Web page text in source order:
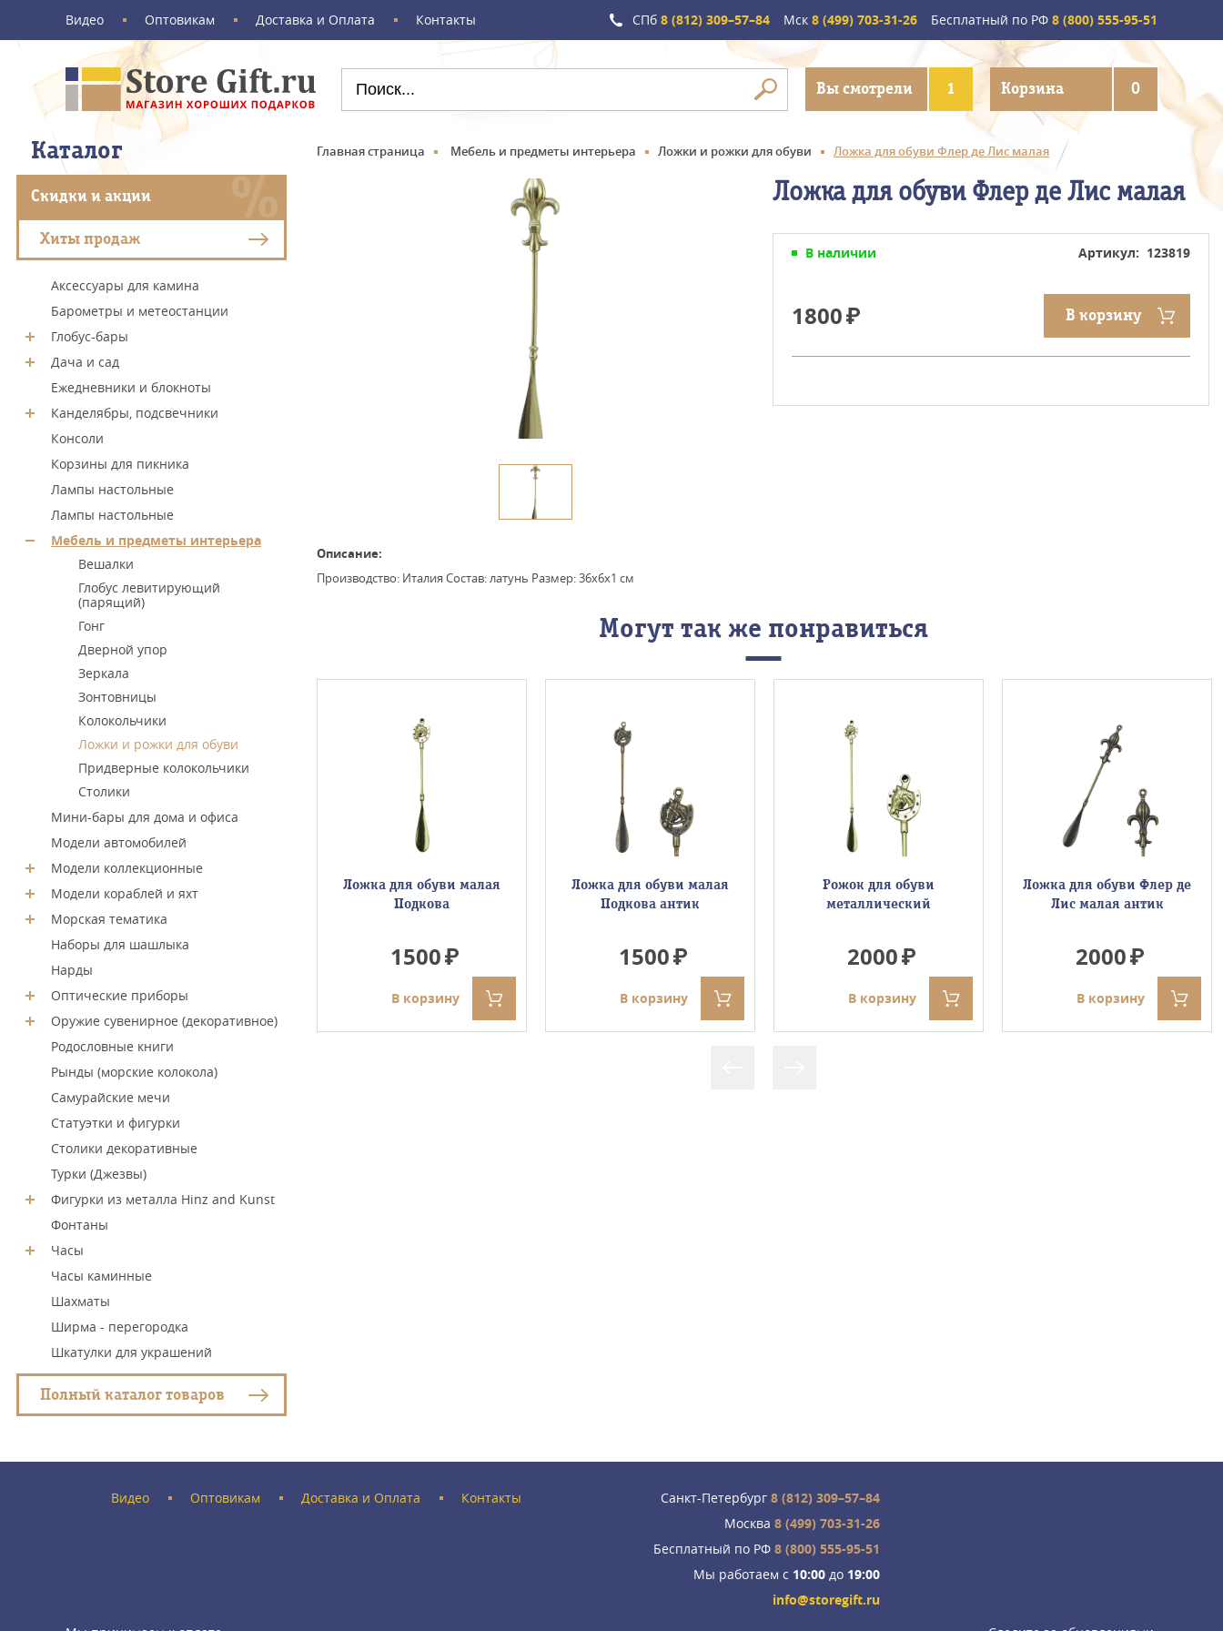
Видео Оптовикам Доставка и Оплата Контакты СПб 8 (812) 309–57–84 Мск 8 (499) 703-31-26 Бесплатный по РФ 8 (800) 555-95-51
Вы смотрели 1 Корзина 0
Каталог
Скидки и акции
Хиты продаж
Аксессуары для камина
Барометры и метеостанции
Глобус-бары
Дача и сад
Ежедневники и блокноты
Канделябры, подсвечники
Консоли
Корзины для пикника
Лампы настольные
Лампы настольные
Мебель и предметы интерьера
Вешалки
Глобус левитирующий
(парящий)
Гонг
Дверной упор
Зеркала
Зонтовницы
Колокольчики
Ложки и рожки для обуви
Придверные колокольчики
Столики
Мини-бары для дома и офиса
Модели автомобилей
Модели коллекционные
Модели кораблей и яхт
Морская тематика
Наборы для шашлыка
Нарды
Оптические приборы
Оружие сувенирное (декоративное)
Родословные книги
Рынды (морские колокола)
Самурайские мечи
Статуэтки и фигурки
Столики декоративные
Турки (Джезвы)
Фигурки из металла Hinz and Kunst
Фонтаны
Часы
Часы каминные
Шахматы
Ширма - перегородка
Шкатулки для украшений
Полный каталог товаров
Главная страница Мебель и предметы интерьера Ложки и рожки для обуви Ложка для обуви Флер де Лис малая
Ложка для обуви Флер де Лис малая
В наличии Артикул: 123819
1800 В корзину
Описание:
Производство: Италия Состав: латунь Размер: 36x6x1 см
Могут так же понравиться
Рожок для обуви ручка
"Слон" латунь
полированный 21
3300
В корзину
Ложка для обуви малая
Подкова
1500
В корзину
Ложка для обуви малая
Подкова антик
1500
В корзину
Рожок для обуви
металлический
2000
В корзину
Ложка для обуви Флер де
Лис малая антик
2000
В корзину
Видео Оптовикам Доставка и Оплата Контакты Санкт-Петербург 8 (812) 309–57–84
Москва 8 (499) 703-31-26
Бесплатный по РФ 8 (800) 555-95-51
Мы работаем с 10:00 до 19:00
info@storegift.ru